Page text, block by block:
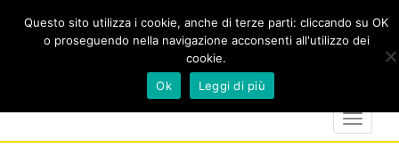
marker
calendar
Toggle
Questo sito utilizza i cookie, anche di terze parti: cliccando su OK
o proseguendo nella navigazione acconsenti all'utilizzo dei
cookie.
Ok
Leggi di più